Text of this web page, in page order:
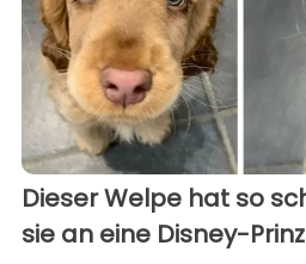
Dieser Welpe hat so
sie an eine Disney-